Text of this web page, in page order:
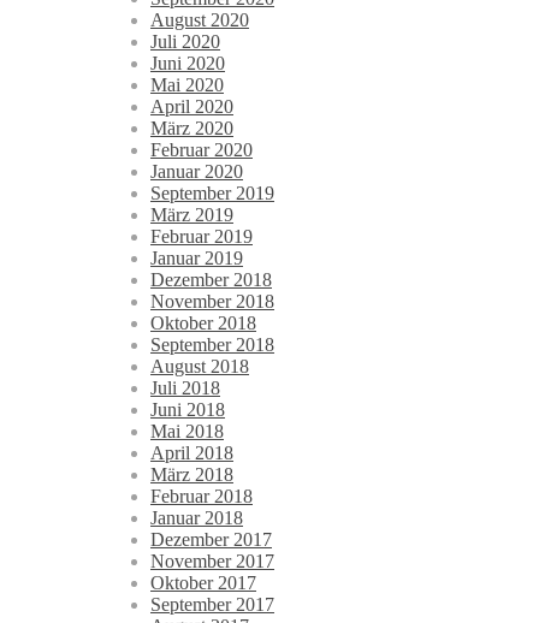
August 2020
Juli 2020
Juni 2020
Mai 2020
April 2020
März 2020
Februar 2020
Januar 2020
September 2019
März 2019
Februar 2019
Januar 2019
Dezember 2018
November 2018
Oktober 2018
September 2018
August 2018
Juli 2018
Juni 2018
Mai 2018
April 2018
März 2018
Februar 2018
Januar 2018
Dezember 2017
November 2017
Oktober 2017
September 2017